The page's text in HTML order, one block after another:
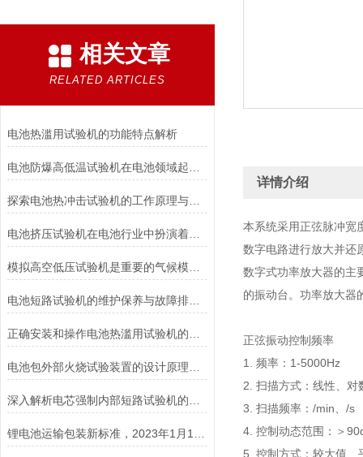
相关文章
RELATED ARTICLES
电池热滥用试验机的功能特点解析
探索电池热冲击试验机的工作原理与应用
模拟高空低压试验机是重要的气候模拟设备
电池短路试验机的维护保养与故障排除技巧分享
详情介绍
本系统采用正弦脉冲宽
数字电路进行放大并还
数字式功率放大器的主
的振动台。功率放大器
正弦振动控制频率
1. 频率：1-5000Hz
2. 扫描方式：线性、对
3. 扫描频率：/min、/s
4. 控制动态范围：＞
5. 控制方式：较大值、